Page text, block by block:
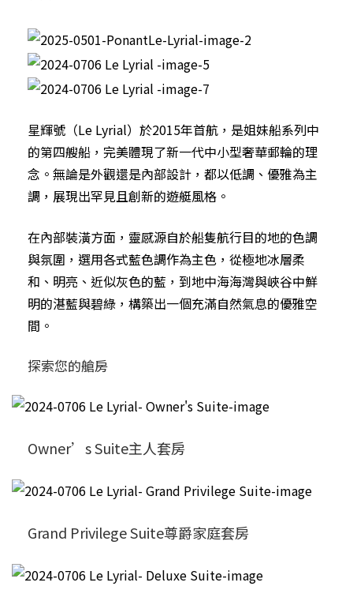
星輝號（Le Lyrial）於2015年首航，是姐妹船系列中
的第四艘船，完美體現了新一代中小型奢華郵輪的理
念。無論是外觀還是內部設計，都以低調、優雅為主
調，展現出罕見且創新的遊艇風格。
在內部裝潢方面，靈感源自於船隻航行目的地的色調
與氛圍，選用各式藍色調作為主色，從極地冰層柔
和、明亮、近似灰色的藍，到地中海海灣與峽谷中鮮
明的湛藍與碧綠，構築出一個充滿自然氣息的優雅空
間。
探索您的艙房
Owner’s Suite主人套房
Grand Privilege Suite尊爵家庭套房